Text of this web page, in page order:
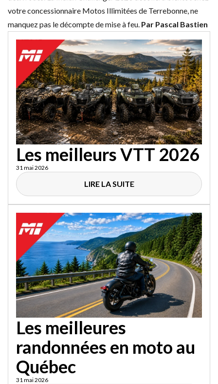
votre concessionnaire Motos Illimitées de Terrebonne , ne
manquez pas le décompte de mise à feu. Par Pascal Bastien
Les meilleurs VTT 2026
31 mai 2026
LIRE LA SUITE
Les meilleures
randonnées en moto au
Québec
31 mai 2026